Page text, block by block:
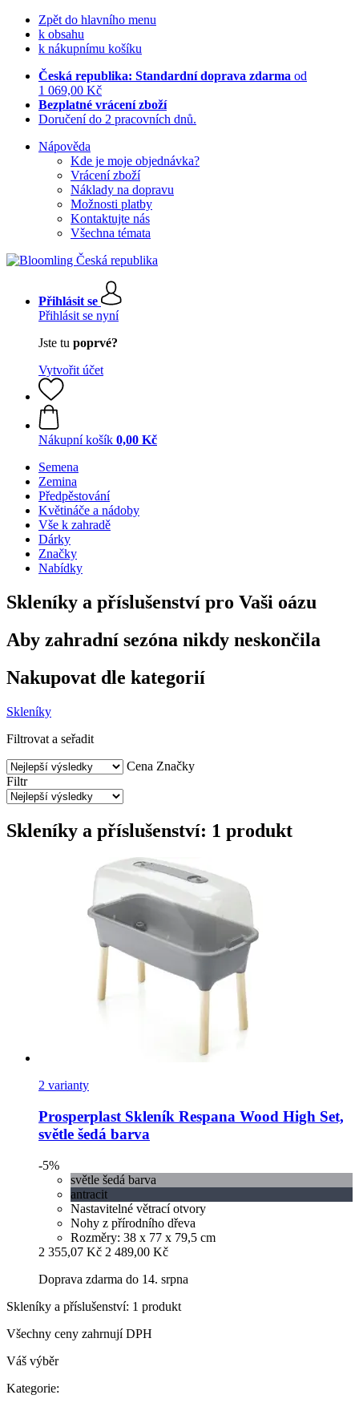
Zpět do hlavního menu
k obsahu
k nákupnímu košíku
Česká republika: Standardní doprava zdarma od
1 069,00 Kč
Bezplatné vrácení zboží
Doručení do 2 pracovních dnů.
Nápověda
Kde je moje objednávka?
Vrácení zboží
Náklady na dopravu
Možnosti platby
Kontaktujte nás
Všechna témata
Přihlásit se
Přihlásit se nyní
Jste tu poprvé?
Vytvořit účet
Nákupní košík 0,00 Kč
Semena
Zemina
Předpěstování
Květináče a nádoby
Vše k zahradě
Dárky
Značky
Nabídky
Skleníky a příslušenství pro Vaši oázu
Aby zahradní sezóna nikdy neskončila
Nakupovat dle kategorií
Skleníky
Filtrovat a seřadit
Cena Značky
Filtr
Skleníky a příslušenství: 1 produkt
2 varianty
Prosperplast Skleník Respana Wood High Set,
světle šedá barva
-5%
světle šedá barva
antracit
Nastavitelné větrací otvory
Nohy z přírodního dřeva
Rozměry: 38 x 77 x 79,5 cm
2 355,07 Kč 2 489,00 Kč
Doprava zdarma do 14. srpna
Skleníky a příslušenství: 1 produkt
Všechny ceny zahrnují DPH
Váš výběr
Kategorie: